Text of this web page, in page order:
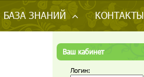
БАЗА ЗНАНИЙ КОНТАКТЫ
Ваш кабинет
Логин: